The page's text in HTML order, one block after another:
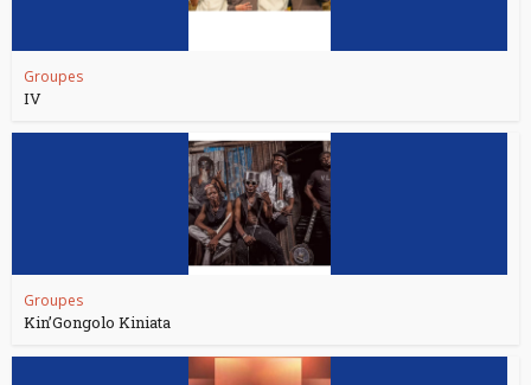
Groupes
IV
Groupes
Kin’Gongolo Kiniata